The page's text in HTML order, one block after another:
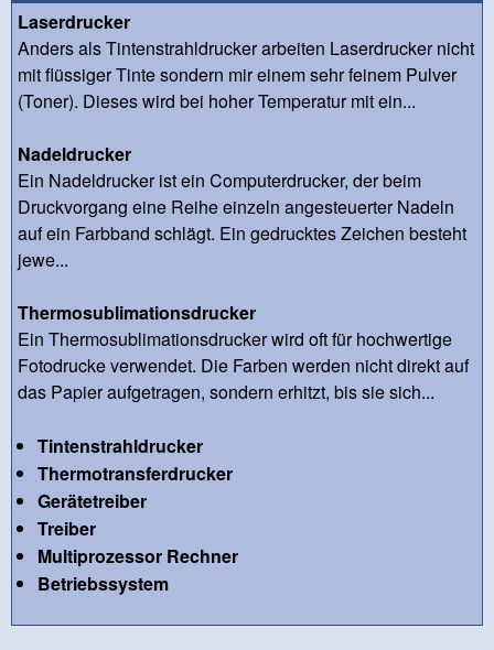
Laserdrucker
Anders als Tintenstrahldrucker arbeiten Laserdrucker nicht
mit flüssiger Tinte sondern mir einem sehr feinem Pulver
(Toner). Dieses wird bei hoher Temperatur mit ein...
Nadeldrucker
Ein Nadeldrucker ist ein Computerdrucker, der beim
Druckvorgang eine Reihe einzeln angesteuerter Nadeln
auf ein Farbband schlägt. Ein gedrucktes Zeichen besteht
jewe...
Thermosublimationsdrucker
Ein Thermosublimationsdrucker wird oft für hochwertige
Fotodrucke verwendet. Die Farben werden nicht direkt auf
das Papier aufgetragen, sondern erhitzt, bis sie sich...
Tintenstrahldrucker
Thermotransferdrucker
Gerätetreiber
Treiber
Multiprozessor Rechner
Betriebssystem